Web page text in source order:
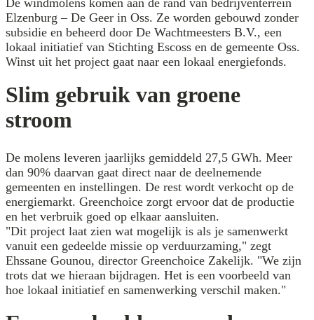
Elzenburg – De Geer in Oss. Ze worden gebouwd zonder
subsidie en beheerd door De Wachtmeesters B.V., een
lokaal initiatief van Stichting Escoss en de gemeente Oss.
Winst uit het project gaat naar een lokaal energiefonds.
Slim gebruik van groene
stroom
De molens leveren jaarlijks gemiddeld 27,5 GWh. Meer
dan 90% daarvan gaat direct naar de deelnemende
gemeenten en instellingen. De rest wordt verkocht op de
energiemarkt. Greenchoice zorgt ervoor dat de productie
en het verbruik goed op elkaar aansluiten.
"Dit project laat zien wat mogelijk is als je samenwerkt
vanuit een gedeelde missie op verduurzaming," zegt
Ehssane Gounou, director Greenchoice Zakelijk. "We zijn
trots dat we hieraan bijdragen. Het is een voorbeeld van
hoe lokaal initiatief en samenwerking verschil maken."